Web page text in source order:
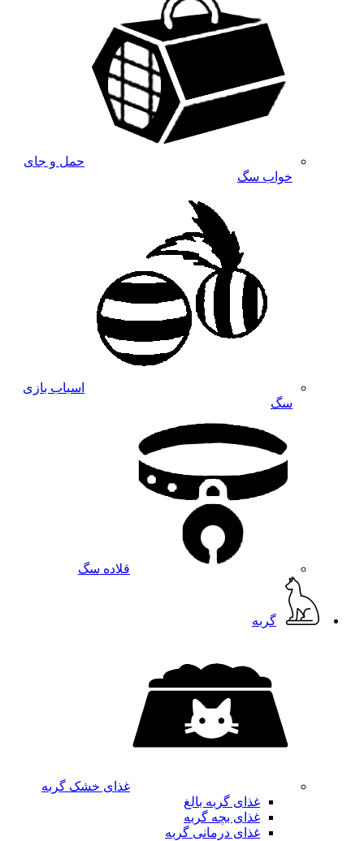
حمل و جای
خواب سگ
اسباب بازی
سگ
قلاده سگ
گربه
غذای خشک گربه
غذای گربه بالغ
غذای بچه گربه
غذای درمانی گربه